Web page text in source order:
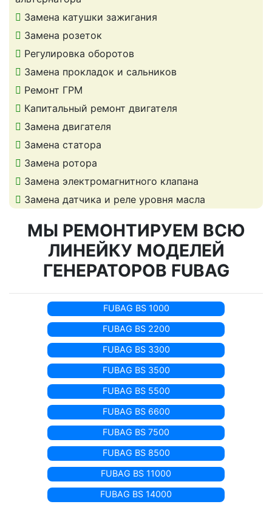
Замена катушки зажигания
Замена розеток
Регулировка оборотов
Замена прокладок и сальников
Ремонт ГРМ
Капитальный ремонт двигателя
Замена двигателя
Замена статора
Замена ротора
Замена электромагнитного клапана
Замена датчика и реле уровня масла
МЫ РЕМОНТИРУЕМ ВСЮ
ЛИНЕЙКУ МОДЕЛЕЙ
ГЕНЕРАТОРОВ FUBAG
FUBAG BS 1000
FUBAG BS 2200
FUBAG BS 3300
FUBAG BS 3500
FUBAG BS 5500
FUBAG BS 6600
FUBAG BS 7500
FUBAG BS 8500
FUBAG BS 11000
FUBAG BS 14000